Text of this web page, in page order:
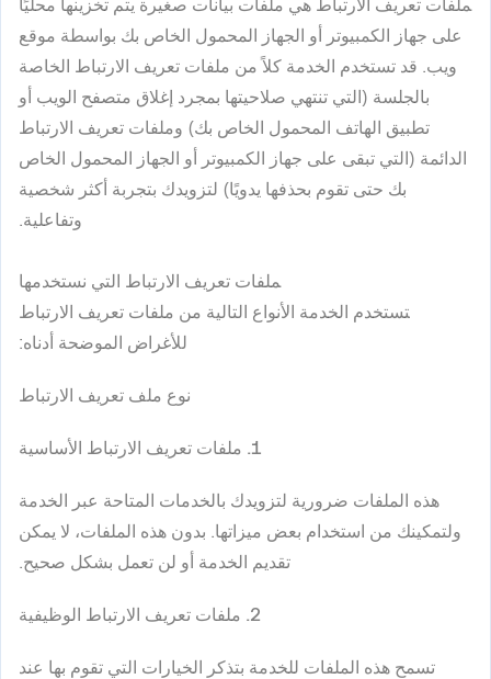
ملفات تعريف الارتباط هي ملفات بيانات صغيرة يتم تخزينها محليًا
على جهاز الكمبيوتر أو الجهاز المحمول الخاص بك بواسطة موقع
ويب. قد تستخدم الخدمة كلاً من ملفات تعريف الارتباط الخاصة
بالجلسة (التي تنتهي صلاحيتها بمجرد إغلاق متصفح الويب أو
تطبيق الهاتف المحمول الخاص بك) وملفات تعريف الارتباط
الدائمة (التي تبقى على جهاز الكمبيوتر أو الجهاز المحمول الخاص
بك حتى تقوم بحذفها يدويًا) لتزويدك بتجربة أكثر شخصية
وتفاعلية.
ملفات تعريف الارتباط التي نستخدمها
تستخدم الخدمة الأنواع التالية من ملفات تعريف الارتباط
للأغراض الموضحة أدناه:
نوع ملف تعريف الارتباط
1. ملفات تعريف الارتباط الأساسية
هذه الملفات ضرورية لتزويدك بالخدمات المتاحة عبر الخدمة
ولتمكينك من استخدام بعض ميزاتها. بدون هذه الملفات، لا يمكن
تقديم الخدمة أو لن تعمل بشكل صحيح.
2. ملفات تعريف الارتباط الوظيفية
تسمح هذه الملفات للخدمة بتذكر الخيارات التي تقوم بها عند